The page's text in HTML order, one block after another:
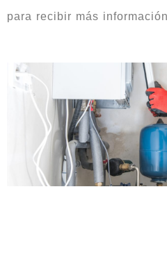
para recibir más